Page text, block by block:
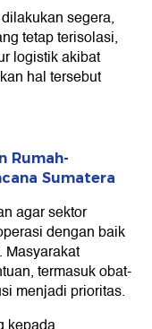
segera,
tetap terisolasi,
logistik akibat
hal tersebut
Rumah-
Sumatera
agar sektor
dengan baik
Masyarakat
termasuk obat-
menjadi prioritas.